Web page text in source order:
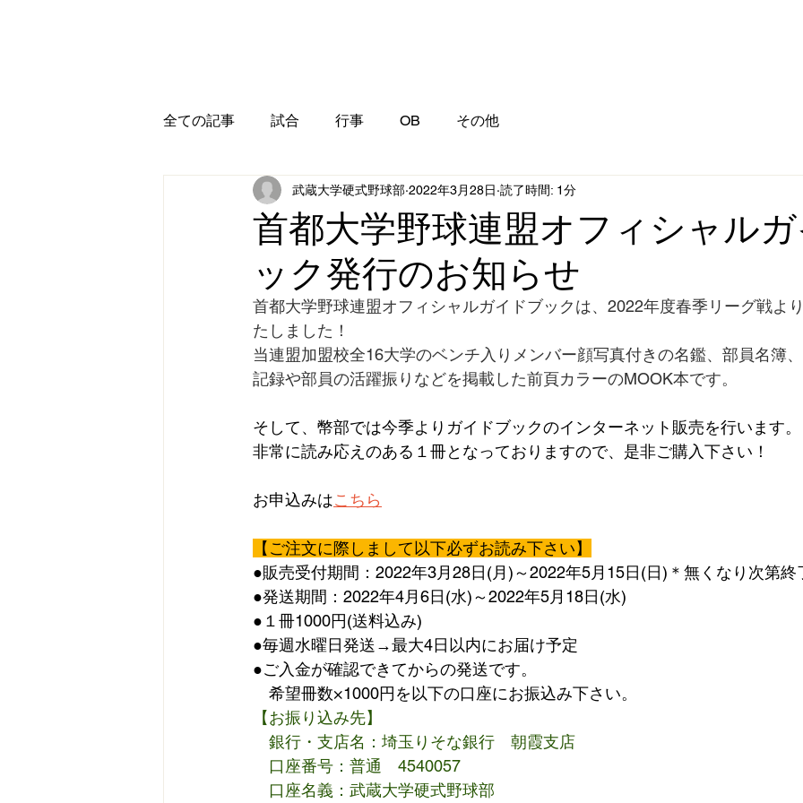
全ての記事 試合 行事 OB その他
首都大学野球連盟オフィシャル
ック発行のお知らせ
武蔵大学硬式野球部 2022年3月28日 読了時間: 1分
首都大学野球連盟オフィシャルガイドブックは、2022年度春季リーグ戦よ
たしました！
当連盟加盟校全16大学のベンチ入りメンバー顔写真付きの名鑑、部員名簿
記録や部員の活躍振りなどを掲載した前頁カラーのMOOK本です。
そして、幣部では今季よりガイドブックのインターネット販売を行います。
非常に読み応えのある１冊となっておりますので、是非ご購入下さい！
お申込みはこちら
【ご注文に際しまして以下必ずお読み下さい】
●販売受付期間：2022年3月28日(月)～2022年5月15日(日)＊無くなり次第終
●発送期間：2022年4月6日(水)～2022年5月18日(水)
●１冊1000円(送料込み)
●毎週水曜日発送→最大4日以内にお届け予定
●ご入金が確認できてからの発送です。
希望冊数×1000円を以下の口座にお振込み下さい。
【お振り込み先】
銀行・支店名：埼玉りそな銀行　朝霞支店
口座番号：普通　4540057
口座名義：武蔵大学硬式野球部